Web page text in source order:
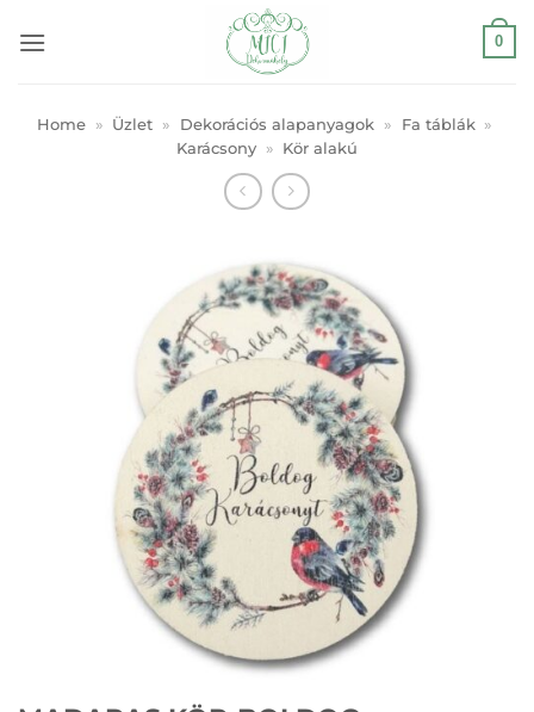
0
Home » Üzlet » Dekorációs alapanyagok » Fa táblák »
Karácsony
» Kör alakú